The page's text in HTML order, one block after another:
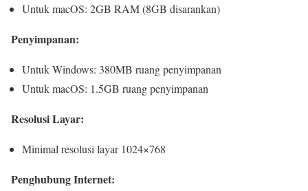
Untuk macOS: 2GB RAM (8GB disarankan)
Penyimpanan:
Untuk Windows: 380MB ruang penyimpanan
Untuk macOS: 1.5GB ruang penyimpanan
Resolusi Layar:
Minimal resolusi layar 1024×768
Penghubung Internet: